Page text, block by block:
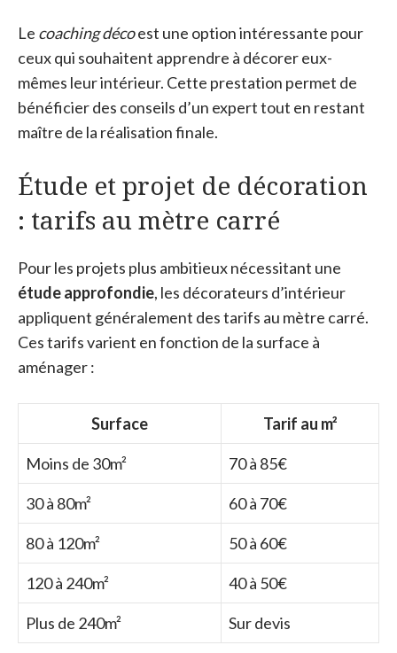
Le coaching décoest une option intéressante pour
ceux qui souhaitent apprendre à décorer eux-
mêmes leur intérieur. Cette prestation permet de
bénéficier des conseils d’un expert tout en restant
maître de la réalisation finale.
Étude et projet de décoration
: tarifs au mètre carré
Pour les projets plus ambitieux nécessitant une
étude approfondie, les décorateurs d’intérieur
appliquent généralement des tarifs au mètre carré.
Ces tarifs varient en fonction de la surface à
aménager :
Surface Tarif au m²
Moins de 30m² 70 à 85€
30 à 80m² 60 à 70€
80 à 120m² 50 à 60€
120 à 240m² 40 à 50€
Plus de 240m² Sur devis